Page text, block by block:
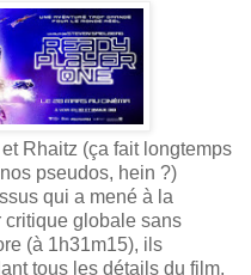
Rhaitz (ça fait longtemps
pseudos, hein ?)
qui a mené à la
critique globale sans
(à 1h31m15), ils
tous les détails du film,